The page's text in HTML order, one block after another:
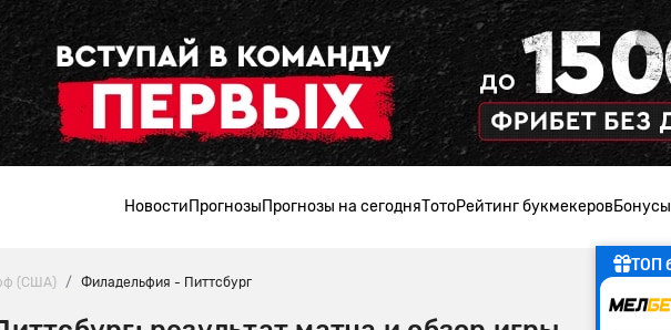
НовостиПрогнозыПрогнозы на сегодняТотоРейтинг букмекеровБонусы
ТОП
(США) Филадельфия - Питтсбург